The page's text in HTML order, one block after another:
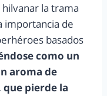
la trama
importancia de
basados
como un
aroma de
que pierde la